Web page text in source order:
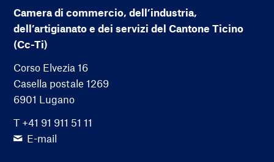
Camera di commercio, dell’industria,
dell’artigianato e dei servizi del Cantone Ticino
(Cc-Ti)
Corso Elvezia 16
Casella postale 1269
6901 Lugano
T +41 91 911 51 11
E-mail